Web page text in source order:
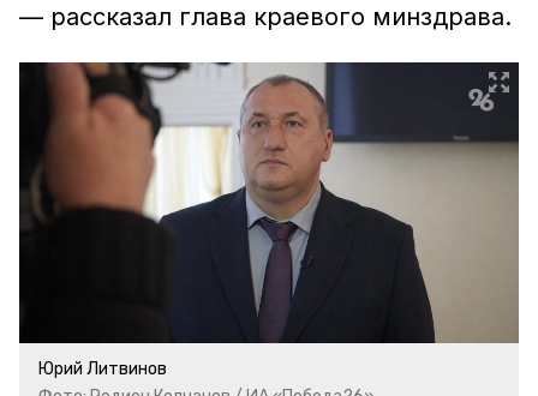
— рассказал глава краевого минздрава.
Юрий Литвинов